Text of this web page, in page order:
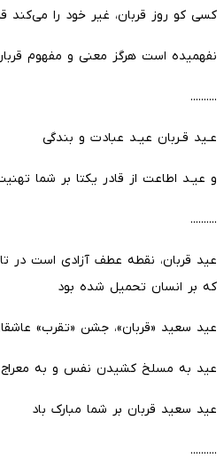
کسی کو روز قربان، غیر خود را می‌کند
نفهمیده است هرگز معنی و مفهوم
..........
عـید قـربان عیـد عبادت و بندگی
و عیـد اطاعت از قادر یکتا بر شما
..........
عید قربان، نقطه عطف آزادى است در
که بر انسان تحمیل شده بود
عید سعید «قربان»، جشن «تقرب»
عید به مسلخ کشیدن نفس و به
عید سعید قربان بر شما مبارک باد
..........